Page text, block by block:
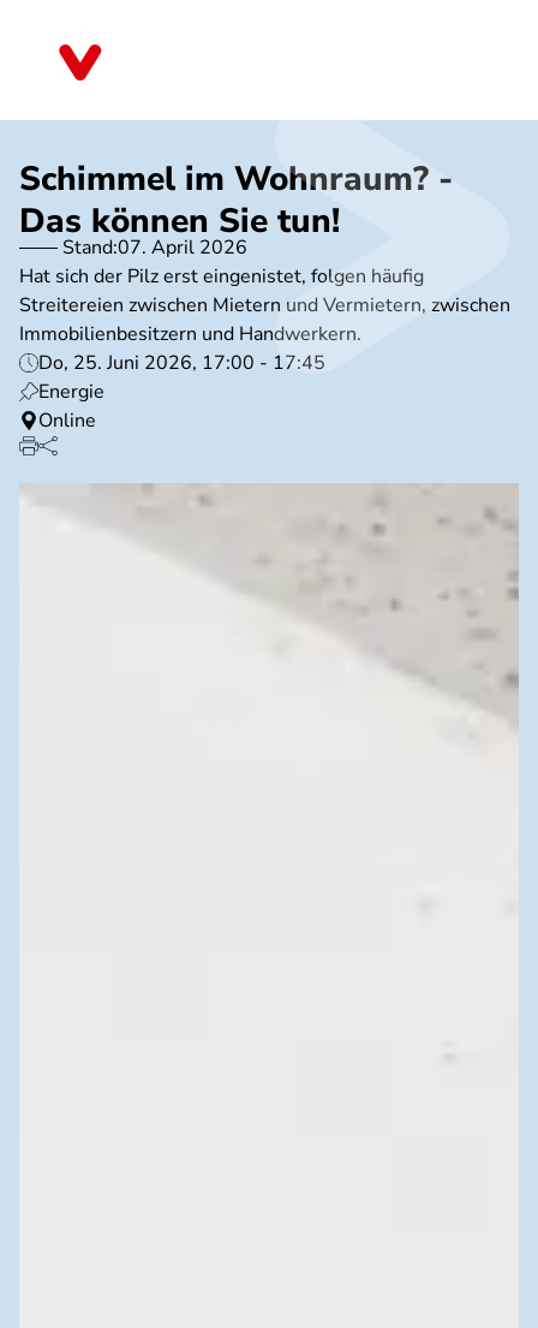
Schimmel im Wohnraum? -
Das können Sie tun!
Stand:07. April 2026
Hat sich der Pilz erst eingenistet, folgen häufig
Streitereien zwischen Mietern und Vermietern, zwischen
Immobilienbesitzern und Handwerkern.
Do, 25. Juni 2026, 17:00 - 17:45
Energie
Online